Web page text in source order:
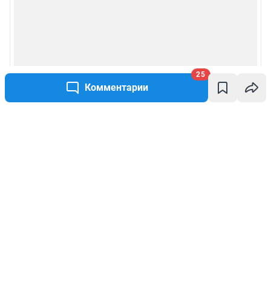
Комментарии
25